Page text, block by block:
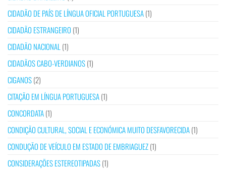
CIDADÃO DE PAÍS DE LÍNGUA OFICIAL PORTUGUESA(1)
CIDADÃO ESTRANGEIRO (1)
CIDADÃO NACIONAL (1)
CIDADÃOS CABO-VERDIANOS(1)
CIGANOS(2)
CITAÇÃO EM LÍNGUA PORTUGUESA(1)
CONCORDATA(1)
CONDIÇÃO CULTURAL, SOCIAL E ECONÓMICA MUITO DESFAVORECIDA(1)
CONDUÇÃO DE VEÍCULO EM ESTADO DE EMBRIAGUEZ(1)
CONSIDERAÇÕES ESTEREOTIPADAS(1)